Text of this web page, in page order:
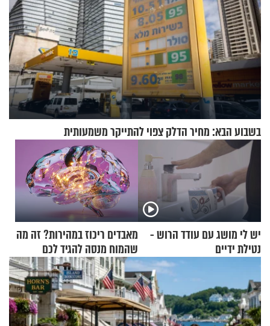
בשבוע הבא: מחיר הדלק צפוי להתייקר משמעותית
יש לי מושג עם עודד הרוש -
נטילת ידיים
מאבדים ריכוז במהירות? זה מה
שהמוח מנסה להגיד לכם